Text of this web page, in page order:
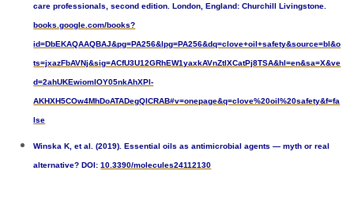
care professionals, second edition. London, England: Churchill Livingstone.
books.google.com/books?
id=DbEKAQAAQBAJ&pg=PA256&lpg=PA256&dq=clove+oil+safety&source=bl&o
ts=jxazFbAVNj&sig=ACfU3U12GRhEW1yaxkAVnZtlXCatPj8TSA&hl=en&sa=X&ve
d=2ahUKEwiomIOY05nkAhXPl-
AKHXH5COw4MhDoATADegQICRAB#v=onepage&q=clove%20oil%20safety&f=fa
lse
Winska K, et al. (2019). Essential oils as antimicrobial agents — myth or real
alternative? DOI:10.3390/molecules24112130